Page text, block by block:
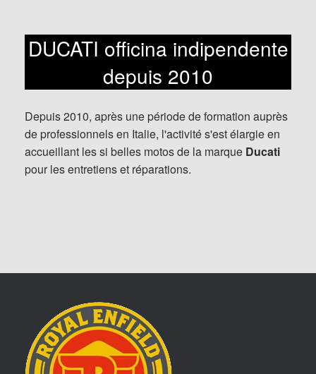
DUCATI officina indipendente
depuis 2010
Depuis 2010, après une période de formation auprès
de professionnels en Italie, l'activité s'est élargie en
accueillant les si belles motos de la marque Ducati
pour les entretiens et réparations.